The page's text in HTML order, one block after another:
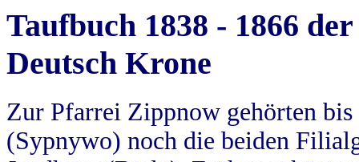
Taufbuch 1838 - 1866
Deutsch Krone
Zur Pfarrei Zippnow gehörten
(Sypnywo) noch die beiden